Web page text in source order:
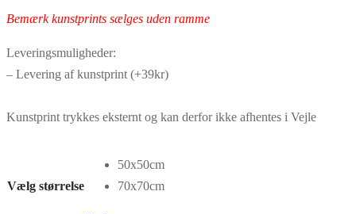
Bemærk kunstprints sælges uden ramme
Leveringsmuligheder:
– Levering af kunstprint (+39kr)
Kunstprint trykkes eksternt og kan derfor ikke afhentes i Vejle
Vælg størrelse
50x50cm
70x70cm